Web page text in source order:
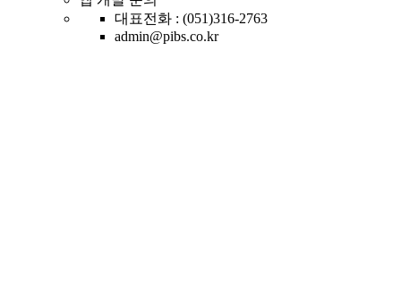
대표전화 : (051)316-2763
admin@pibs.co.kr